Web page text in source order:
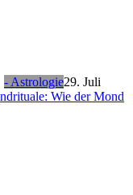
- Astrologie29. Juli
Wie der Mond